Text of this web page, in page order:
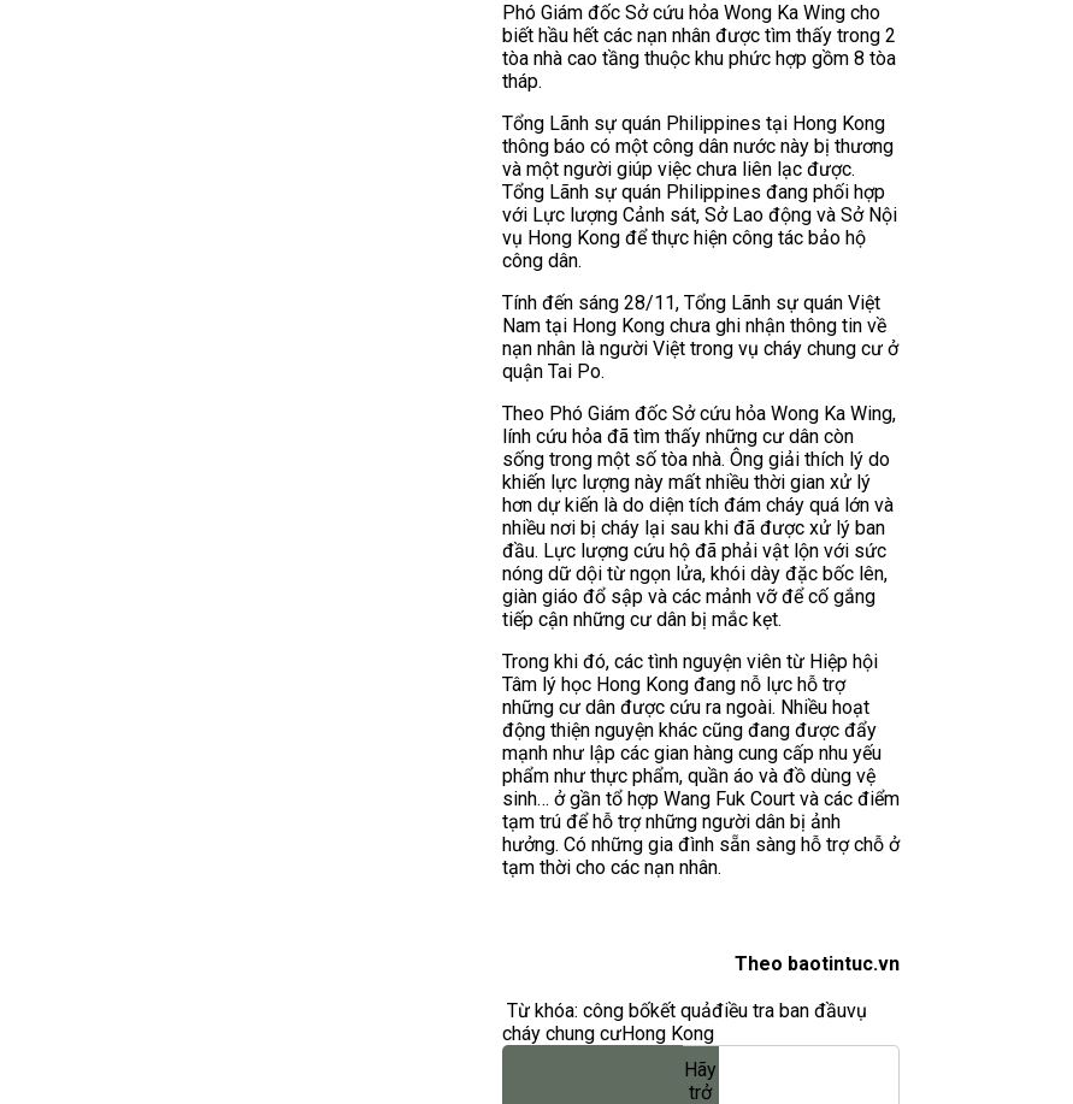
Phó Giám đốc Sở cứu hỏa Wong Ka Wing cho
biết hầu hết các nạn nhân được tìm thấy trong 2
tòa nhà cao tầng thuộc khu phức hợp gồm 8 tòa
tháp.
Tổng Lãnh sự quán Philippines tại Hong Kong
thông báo có một công dân nước này bị thương
và một người giúp việc chưa liên lạc được.
Tổng Lãnh sự quán Philippines đang phối hợp
với Lực lượng Cảnh sát, Sở Lao động và Sở Nội
vụ Hong Kong để thực hiện công tác bảo hộ
công dân.
Tính đến sáng 28/11, Tổng Lãnh sự quán Việt
Nam tại Hong Kong chưa ghi nhận thông tin về
nạn nhân là người Việt trong vụ cháy chung cư ở
quận Tai Po.
Theo Phó Giám đốc Sở cứu hỏa Wong Ka Wing,
lính cứu hỏa đã tìm thấy những cư dân còn
sống trong một số tòa nhà. Ông giải thích lý do
khiến lực lượng này mất nhiều thời gian xử lý
hơn dự kiến là do diện tích đám cháy quá lớn và
nhiều nơi bị cháy lại sau khi đã được xử lý ban
đầu. Lực lượng cứu hộ đã phải vật lộn với sức
nóng dữ dội từ ngọn lửa, khói dày đặc bốc lên,
giàn giáo đổ sập và các mảnh vỡ để cố gắng
tiếp cận những cư dân bị mắc kẹt.
Trong khi đó, các tình nguyện viên từ Hiệp hội
Tâm lý học Hong Kong đang nỗ lực hỗ trợ
những cư dân được cứu ra ngoài. Nhiều hoạt
động thiện nguyện khác cũng đang được đẩy
mạnh như lập các gian hàng cung cấp nhu yếu
phẩm như thực phẩm, quần áo và đồ dùng vệ
sinh… ở gần tổ hợp Wang Fuk Court và các điểm
tạm trú để hỗ trợ những người dân bị ảnh
hưởng. Có những gia đình sẵn sàng hỗ trợ chỗ ở
tạm thời cho các nạn nhân.
Theo baotintuc.vn
Từ khóa: công bốkết quảđiều tra ban đầuvụ
cháy chung cưHong Kong
Hãy
trở